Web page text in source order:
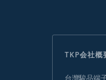
TKP会社概
台灣駿品端